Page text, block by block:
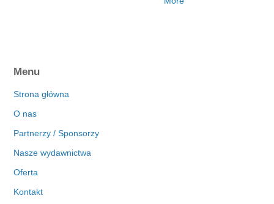
Menu
Strona główna
O nas
Partnerzy / Sponsorzy
Nasze wydawnictwa
Oferta
Kontakt